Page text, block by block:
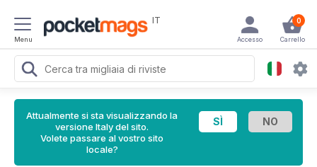
Menu
IT 0
Carrello
Accesso
Attualmente si sta visualizzando la
versione Italy del sito.
Volete passare al vostro sito
locale?